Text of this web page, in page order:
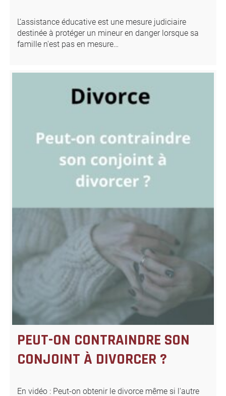
L’assistance éducative est une mesure judiciaire
destinée à protéger un mineur en danger lorsque sa
famille n'est pas en mesure…
PEUT-ON CONTRAINDRE SON
CONJOINT À DIVORCER ?
En vidéo : Peut-on obtenir le divorce même si l'autre